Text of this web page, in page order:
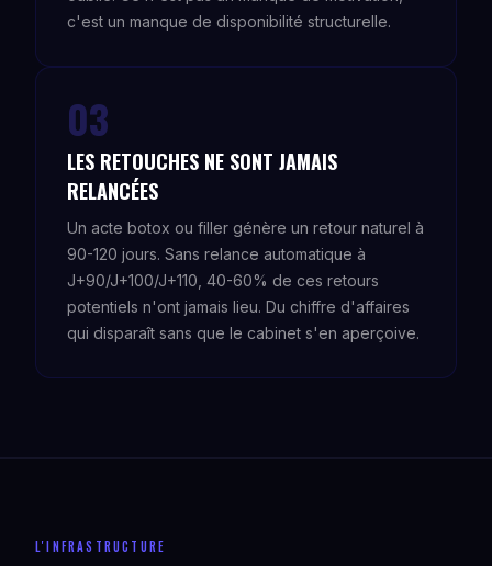
c'est un manque de disponibilité structurelle.
03
LES RETOUCHES NE SONT JAMAIS
RELANCÉES
Un acte botox ou filler génère un retour naturel à
90-120 jours. Sans relance automatique à
J+90/J+100/J+110, 40-60% de ces retours
potentiels n'ont jamais lieu. Du chiffre d'affaires
qui disparaît sans que le cabinet s'en aperçoive.
L'INFRASTRUCTURE